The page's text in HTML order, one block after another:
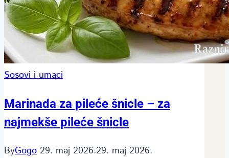
Sosovi i umaci
Marinada za pileće šnicle – za
najmekše pileće šnicle
ByGogo 29. maj 2026.29. maj 2026.